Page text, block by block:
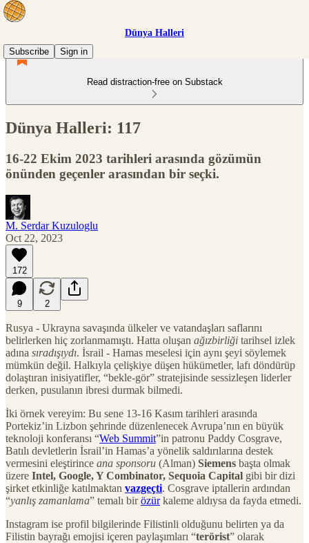
Dünya Halleri
Subscribe
Sign in
Read distraction-free on Substack
Dünya Halleri: 117
16-22 Ekim 2023 tarihleri arasında gözümün
önünden geçenler arasından bir seçki.
M. Serdar Kuzuloglu
Oct 22, 2023
172
9 2
Rusya - Ukrayna savaşında ülkeler ve vatandaşları saflarını
belirlerken hiç zorlanmamıştı. Hatta oluşan ağızbirliği tarihsel izlek
adına sıradışıydı. İsrail - Hamas meselesi için aynı şeyi söylemek
mümkün değil. Halkıyla çelişkiye düşen hükümetler, lafı döndürüp
dolaştıran inisiyatifler, “bekle-gör” stratejisinde sessizleşen liderler
derken, pusulanın ibresi durmak bilmedi.
İki örnek vereyim: Bu sene 13-16 Kasım tarihleri arasında
Portekiz’in Lizbon şehrinde düzenlenecek Avrupa’nın en büyük
teknoloji konferansı “Web Summit”in patronu Paddy Cosgrave,
Batılı devletlerin İsrail’in Hamas’a yönelik saldırılarına destek
vermesini eleştirince ana sponsoru (Alman) Siemens başta olmak
üzere Intel, Google, Y Combinator, Sequoia Capital gibi bir dizi
şirket etkinliğe katılmaktan vazgeçti. Cosgrave iptallerin ardından
“yanlış zamanlama” temalı birözürkaleme aldıysa da fayda etmedi.
Instagram ise profil bilgilerinde Filistinli olduğunu belirten ya da
Filistin bayrağı emojisi içeren paylaşımları “terörist” olarak